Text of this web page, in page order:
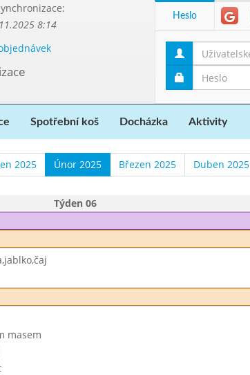
8:14
Heslo
Spotřební koš Docházka Aktivity
2025 Únor 2025 Březen 2025 Duben 2025
Týden 06
masem